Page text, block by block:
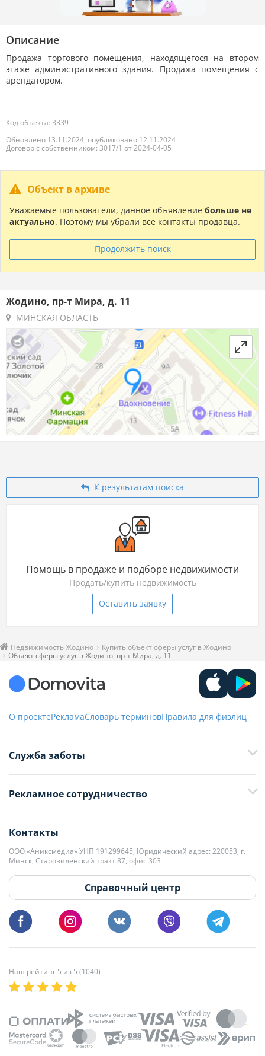
Описание
Продажа торгового помещения, находящегося на втором
этаже административного здания. Продажа помещения с
арендатором.
Код объекта: 3339
Обновлено 13.11.2024, опубликовано 12.11.2024
Договор с собственником: 3017/1 от 2024-04-05
Объект в архиве
Уважаемые пользователи, данное объявление больше не
актуально. Поэтому мы убрали все контакты продавца.
Продолжить поиск
Жодино, пр-т Мира, д. 11
МИНСКАЯ ОБЛАСТЬ
К результатам поиска
Помощь в продаже и подборе недвижимости
Продать/купить недвижимость
Оставить заявку
Недвижимость Жодино
Купить объект сферы услуг в Жодино
Объект сферы услуг в Жодино, пр-т Мира, д. 11
О проектеРекламаСловарь терминовПравила для физлиц
Служба заботы
+375 29 376-13-70
+375 33 376-13-70
editor@domovita.by
Мы принимаем звонки и отвечаем на письма в будние дни с 9:00 до
18:00.
Рекламное сотрудничество
+375 29 563-15-61 Кристина Филюта
kb@domovita.by
+375 29 179-11-28 Владислав Гладченко
vg@domovita.by
Пишите и звоните нам в будние дни с 8:00 до 20:00.
Контакты
ООО «Аниксмедиа» УНП 191299645, Юридический адрес: 220053, г.
Минск, Старовиленский тракт 87, офис 303
Справочный центр
Наш рейтинг 5 из 5 (1040)